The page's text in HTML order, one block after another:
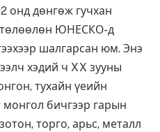
онд дөнгөж гучхан
төлөөлөн ЮНЕСКО-д
шалгарсан юм. Энэ
хэдий ч XX зууны
тухайн үеийн
бичгээр гарын
торго, арьс, металл